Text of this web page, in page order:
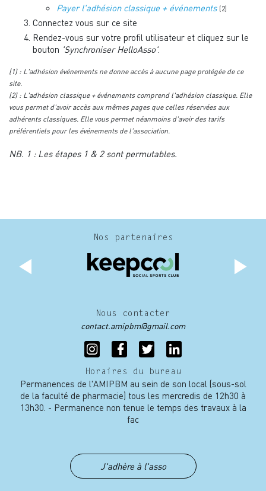
Payer l'adhésion classique + événements (2)
Connectez vous sur ce site
Rendez-vous sur votre profil utilisateur et cliquez sur le
bouton 'Synchroniser HelloAsso'.
(1) : L'adhésion événements ne donne accès à aucune page protégée de ce
site.
(2) : L'adhésion classique + événements comprend l'adhésion classique. Elle
vous permet d'avoir accès aux mêmes pages que celles réservées aux
adhérents classiques. Elle vous permet néanmoins d'avoir des tarifs
préférentiels pour les événements de l'association.
NB. 1 : Les étapes 1 & 2 sont permutables.
Nos partenaires
Nous contacter
contact.amipbm@gmail.com
Horaires du bureau
Permanences de l'AMIPBM au sein de son local (sous-sol
de la faculté de pharmacie) tous les mercredis de 12h30 à
13h30. - Permanence non tenue le temps des travaux à la
fac
J'adhère à l'asso